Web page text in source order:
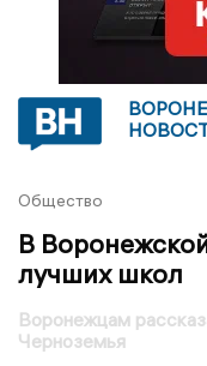
Общество
В
лучших школ
Воронежцам
Черноземья